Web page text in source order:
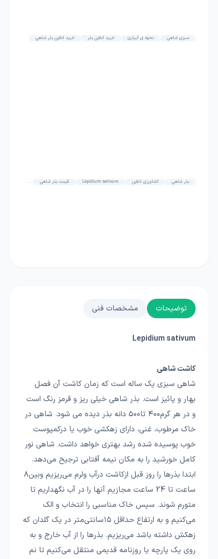
سبزی شاهی نحوه ی آبیاری خرید انلاین بذر خرید انلاین بذر شاهی
بذر شاهی کشاورزی انلاین Lepidium sativum قیمت بذر شاهی ...
توضیحات مشخصات فنی
Lepidium sativum
کاشت شاهی
شاهی سبزی یک ساله است که زمان کاشت آن فصل
بهار و پائیز است. بذر شاهی خیلی ریز و قرمز رنگ است
و در هر گرم۴۰۰ تا۵۰۰ دانه بذر دیده می شود. شاهی در
خاک مرطوب، غنی، دارای زهکشی خوب یا درکمپوست
خوب پوسیده شده رشد بهتری خواهد داشت. شاهی نور
کامل خورشید را به مکان نیمه آفتابی ترجیح می‌دهد.
ابتدا بذرها را روز قبل ازکاشت درآب ولرم می‌ریزیم وبین۸
ساعت تا 24 ساعت مجازیم آنها را در آب نگهداریم تا
متورم شوند. سپس خاک مناسبی را انتخاب و الک
می‌کنیم و به ارتفاع حداقل ۱۵سانتی‌متر در یک گلدان که
زهکش داشته باشد می‌ریزیم. بذرها را از آب خارج و به
روی یک پارچه یا روزنامه قدیمی منتقل می‌کنیم تا نم